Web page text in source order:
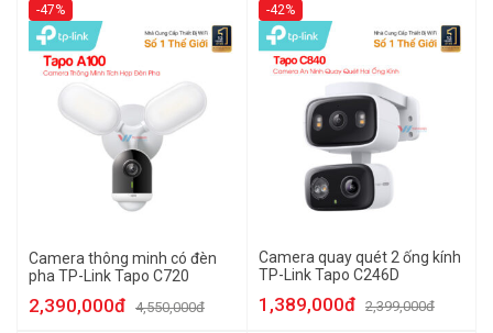
-47%
Camera thông minh có đèn
pha TP-Link Tapo C720
2,390,000đ 4,550,000đ
-42%
Camera quay quét 2 ống kính
TP-Link Tapo C246D
1,389,000đ 2,399,000đ